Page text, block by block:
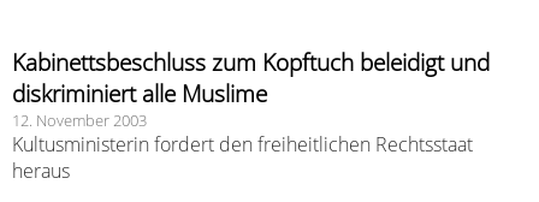
Kabinettsbeschluss zum Kopftuch beleidigt und
diskriminiert alle Muslime
12. November 2003
Kultusministerin fordert den freiheitlichen Rechtsstaat
heraus